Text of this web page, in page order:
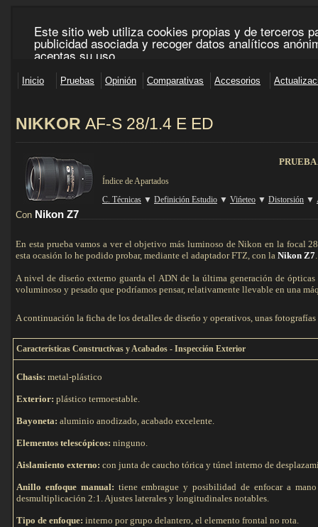
NIKKOR AF-S 28/1.4 E ED
Índice de Apartados
C. Técnicas ▼ Definición Estudio ▼ Vińeteo ▼ Distorsión ▼
Con Nikon Z7
En esta prueba vamos a ver el objetivo más luminoso de Nikon en la focal
esta ocasión lo he podido probar, mediante el adaptador FTZ, con la Nikon Z7.
A nivel de diseńo externo guarda el ADN de la última generación de
voluminoso y pesado que podríamos pensar, relativamente llevable en una
A continuación la ficha de los detalles de diseńo y operativos, unas
Características Constructivas y Acabados - Inspección Exterior
Chasis: metal-plástico
Exterior: plástico termoestable.
Bayoneta: aluminio anodizado, acabado excelente.
Elementos telescópicos: ninguno.
Aislamiento externo: con junta de caucho tórica y túnel interno de
Anillo enfoque manual: tiene embrague y posibilidad de enfocar a
desmultiplicación 2:1. Ajustes laterales y longitudinales notables.
Tipo de enfoque: interno por grupo delantero, el elemento frontal no rota.